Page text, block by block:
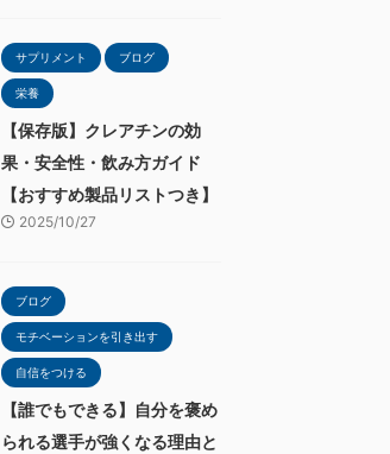
サプリメント ブログ
栄養
【保存版】クレアチンの効
果・安全性・飲み方ガイド
【おすすめ製品リストつき】
2025/10/27
ブログ
モチベーションを引き出す
自信をつける
【誰でもできる】自分を褒め
られる選手が強くなる理由と